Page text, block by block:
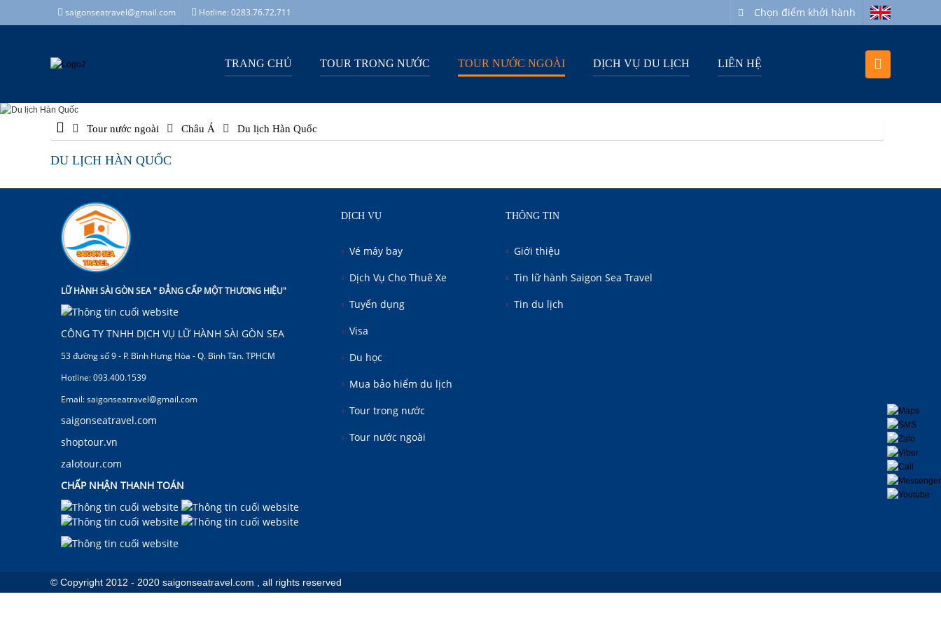
saigonseatravel@gmail.com Hotline: 0283.76.72.711 Chọn điểm khởi hành
TRANG CHỦ TOUR TRONG NƯỚC TOUR NƯỚC NGOÀI DỊCH VỤ DU LỊCH LIÊN HỆ
Tour nước ngoài Châu Á Du lịch Hàn Quốc
DU LỊCH HÀN QUỐC
LỮ HÀNH SÀI GÒN SEA " ĐẲNG CẤP MỘT THƯƠNG HIỆU"
CÔNG TY TNHH DỊCH VỤ LỮ HÀNH SÀI GÒN SEA
53 đường số 9 - P. Bình Hưng Hòa - Q. Bình Tân. TPHCM
Hotline: 093.400.1539
Email: saigonseatravel@gmail.com
saigonseatravel.com
shoptour.vn
zalotour.com
CHẤP NHẬN THANH TOÁN
DỊCH VỤ
Vé máy bay
Dịch Vụ Cho Thuê Xe
Tuyển dụng
Visa
Du học
Mua bảo hiểm du lịch
Tour trong nước
Tour nước ngoài
THÔNG TIN
Giới thiệu
Tin lữ hành Saigon Sea Travel
Tin du lịch
© Copyright 2012 - 2020 saigonseatravel.com , all rights reserved